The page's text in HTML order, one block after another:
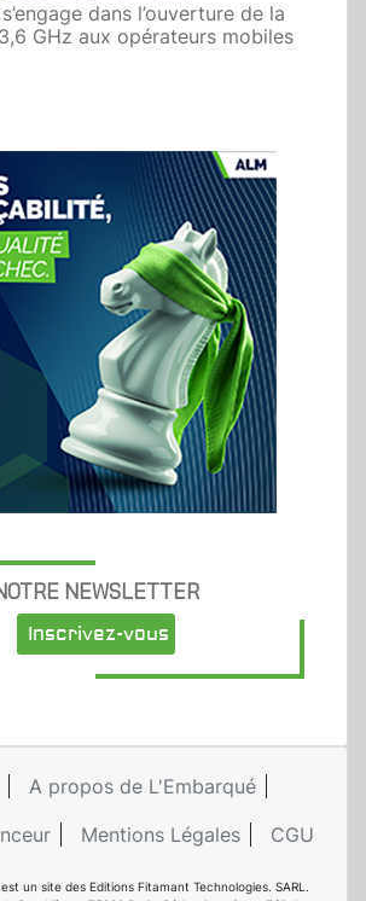
dans l’ouverture de la
GHz aux opérateurs mobiles
NEWSLETTER
Inscrivez-vous
A propos de L'Embarqué
Mentions Légales CGU
un site des Editions Fitamant Technologies. SARL.